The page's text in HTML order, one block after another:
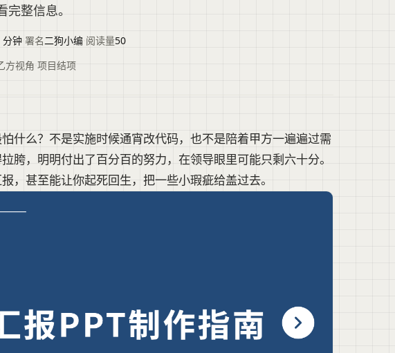
整信息。
分钟 署名二狗小编 阅读量50
方视角 项目结项
什么？不是实施时候通宵改代码，也不是陪着甲方一遍遍过需
胯，明明付出了百分百的努力，在领导眼里可能只剩六十分。
，甚至能让你起死回生，把一些小瑕疵给盖过去。